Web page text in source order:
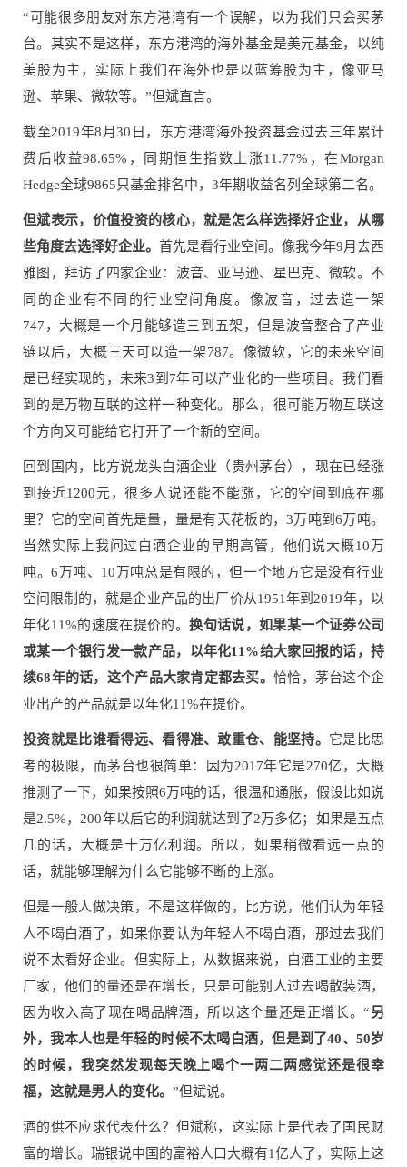
“可能很多朋友对东方港湾有一个误解，以为我们只会买茅
台。其实不是这样，东方港湾的海外基金是美元基金，以纯
美股为主，实际上我们在海外也是以蓝筹股为主，像亚马
逊、苹果、微软等。”但斌直言。
截至2019年8月30日，东方港湾海外投资基金过去三年累计
费后收益98.65%，同期恒生指数上涨11.77%，在Morgan
Hedge全球9865只基金排名中，3年期收益名列全球第二名。
但斌表示，价值投资的核心，就是怎么样选择好企业，从哪
些角度去选择好企业。 首先是看行业空间。像我今年9月去西
雅图，拜访了四家企业：波音、亚马逊、星巴克、微软。不
同的企业有不同的行业空间角度。像波音，过去造一架
747，大概是一个月能够造三到五架，但是波音整合了产业
链以后，大概三天可以造一架787。像微软，它的未来空间
是已经实现的，未来3到7年可以产业化的一些项目。我们看
到的是万物互联的这样一种变化。那么，很可能万物互联这
个方向又可能给它打开了一个新的空间。
回到国内，比方说龙头白酒企业（贵州茅台），现在已经涨
到接近1200元，很多人说还能不能涨，它的空间到底在哪
里？它的空间首先是量，量是有天花板的，3万吨到6万吨。
当然实际上我问过白酒企业的早期高管，他们说大概10万
吨。6万吨、10万吨总是有限的，但一个地方它是没有行业
空间限制的，就是企业产品的出厂价从1951年到2019年，以
年化11%的速度在提价的。换句话说，如果某一个证券公司
或某一个银行发一款产品，以年化11%给大家回报的话，持
续68年的话，这个产品大家肯定都去买。恰恰，茅台这个企
业出产的产品就是以年化11%在提价。
投资就是比谁看得远、看得准、敢重仓、能坚持。 它是比思
考的极限，而茅台也很简单：因为2017年它是270亿，大概
推测了一下，如果按照6万吨的话，很温和通胀，假设比如说
是2.5%，200年以后它的利润就达到了2万多亿；如果是五点
几的话，大概是十万亿利润。所以，如果稍微看远一点的
话，就能够理解为什么它能够不断的上涨。
但是一般人做决策，不是这样做的，比方说，他们认为年轻
人不喝白酒了，如果你要认为年轻人不喝白酒，那过去我们
说不太看好企业。但实际上，从数据来说，白酒工业的主要
厂家，他们的量还是在增长，只是可能别人过去喝散装酒，
因为收入高了现在喝品牌酒，所以这个量还是正增长。“另
外，我本人也是年轻的时候不太喝白酒，但是到了40、50岁
的时候，我突然发现每天晚上喝个一两二两感觉还是很幸
福，这就是男人的变化。 ”但斌说。
酒的供不应求代表什么？但斌称，这实际上是代表了国民财
富的增长。瑞银说中国的富裕人口大概有1亿人了，实际上这